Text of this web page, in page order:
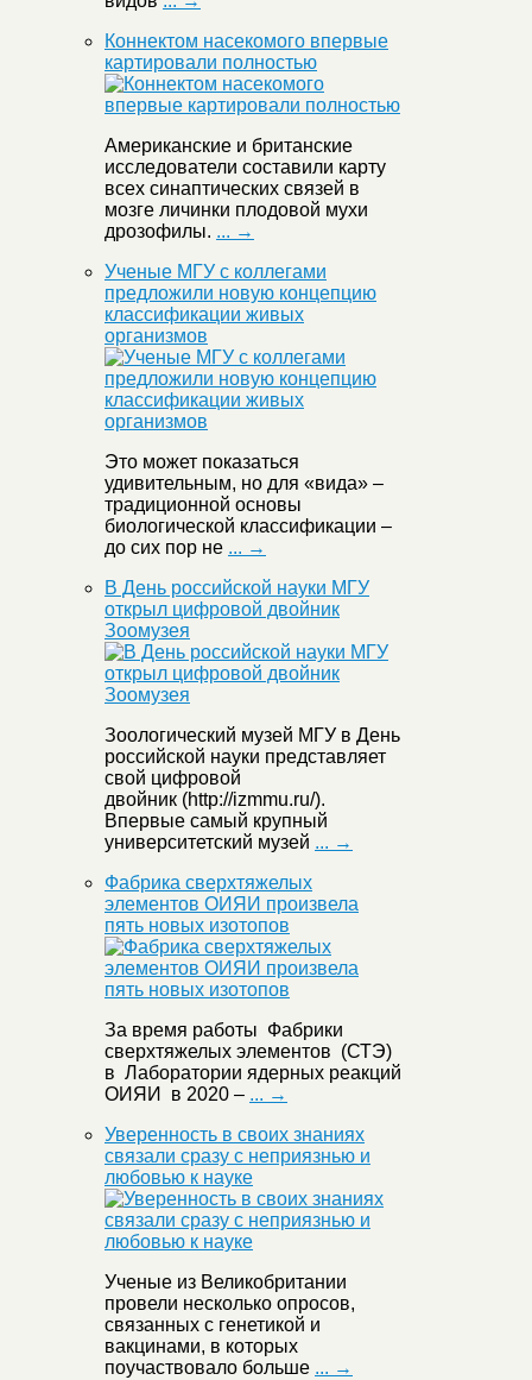
Коннектом насекомого впервые
картировали полностью
Американские и британские
исследователи составили карту
всех синаптических связей в
мозге личинки плодовой мухи
дрозофилы. ... →
Ученые МГУ с коллегами
предложили новую концепцию
классификации живых
организмов
Это может показаться
удивительным, но для «вида» –
традиционной основы
биологической классификации –
до сих пор не ... →
В День российской науки МГУ
открыл цифровой двойник
Зоомузея
Зоологический музей МГУ в День
российской науки представляет
свой цифровой
двойник (http://izmmu.ru/).
Впервые самый крупный
университетский музей ... →
Фабрика сверхтяжелых
элементов ОИЯИ произвела
пять новых изотопов
За время работы Фабрики
сверхтяжелых элементов (СТЭ)
в Лаборатории ядерных реакций
ОИЯИ в 2020 – ... →
Уверенность в своих знаниях
связали сразу с неприязнью и
любовью к науке
Ученые из Великобритании
провели несколько опросов,
связанных с генетикой и
вакцинами, в которых
поучаствовало больше ... →